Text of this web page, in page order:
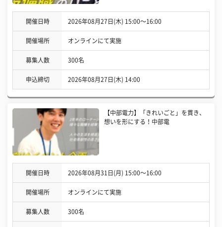
開催日時 2026年08月27日(木) 15:00〜16:00
開催場所 オンラインにて実施
募集人数 300名
申込締切 2026年08月27日(木) 14:00
【中部電力】「きれいごと」を貫き、
想いを形にする！中部電
開催日時 2026年08月31日(月) 15:00〜16:00
開催場所 オンラインにて実施
募集人数 300名